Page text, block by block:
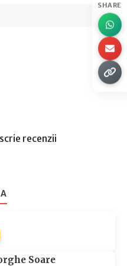
SHARE
recenzii
Soare